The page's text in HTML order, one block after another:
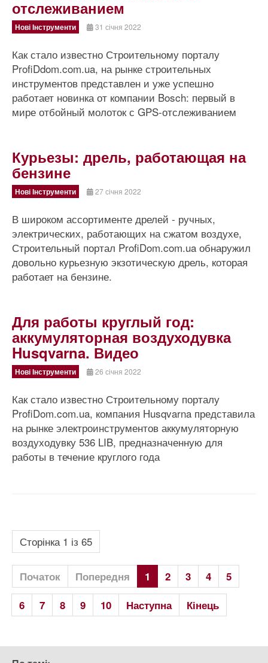
отслеживанием
Нові Інструменти 31 січня 2022
Как стало известно Строительному порталу
ProfiDdom.com.ua, на рынке строительных
инструментов представлен и уже успешно
работает новинка от компании Bosch: первый в
мире отбойный молоток с GPS-отслеживанием
Курьезы: дрель, работающая на
бензине
Нові Інструменти 27 січня 2022
В широком ассортименте дрелей - ручных,
электрических, работающих на сжатом воздухе,
Строительный портал ProfiDom.com.ua обнаружил
довольно курьезную экзотическую дрель, которая
работает на бензине.
Для работы круглый год:
аккумуляторная воздуходувка
Husqvarna. Видео
Нові Інструменти 26 січня 2022
Как стало известно Строительному порталу
ProfiDom.com.ua, компания Husqvarna представила
на рынке электроинструментов аккумуляторную
воздуходувку 536 LIB, предназначенную для
работы в течение круглого года
Сторінка 1 із 65
Початок Попередня 1 2 3 4
5
6
7 8 9 10 Наступна Кінець